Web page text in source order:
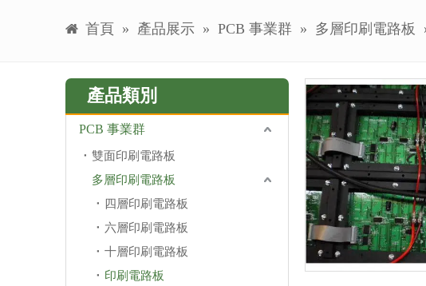
首頁 » 產品展示 » PCB 事業群 » 多層印刷電路板
產品類別
PCB 事業群
雙面印刷電路板
多層印刷電路板
四層印刷電路板
六層印刷電路板
十層印刷電路板
印刷電路板